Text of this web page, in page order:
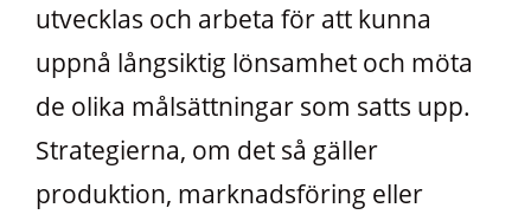
utvecklas och arbeta för att kunna
uppnå långsiktig lönsamhet och möta
de olika målsättningar som satts upp.
Strategierna, om det så gäller
produktion, marknadsföring eller